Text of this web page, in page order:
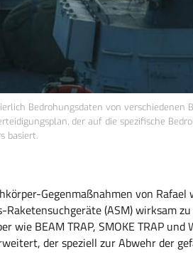
Bedrohungsdaten von verschiedenen
der auf die spezifische
basiert.
Gegenmaßnahmen von
(ASM) wirksam
wie BEAM TRAP, SMOKE TRAP
der speziell zur Abwehr der